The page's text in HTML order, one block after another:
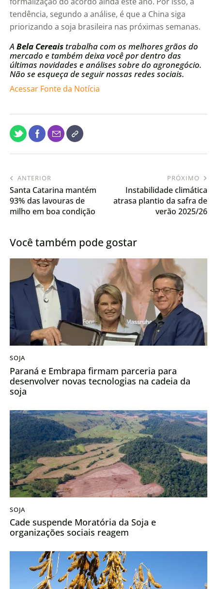
tendência, segundo a análise, é que a China siga
priorizando a soja brasileira nas próximas semanas.
A Bela Cereais trabalha com os melhores grãos do
mercado e também deixa você por dentro das
últimas novidades e análises sobre do agronegócio.
Não se esqueça de seguir nossas redes sociais.
Acessar Fonte da Notícia
ANTERIOR
Santa Catarina mantém
93% das lavouras de
milho em boa condição
PRÓXIMO
Instabilidade climática
atrasa plantio da safra de
verão 2025/26
Você também pode gostar
SOJA
Paraná e Embrapa firmam parceria para
desenvolver novas tecnologias na cadeia da
soja
SOJA
Cade suspende Moratória da Soja e
organizações sociais reagem